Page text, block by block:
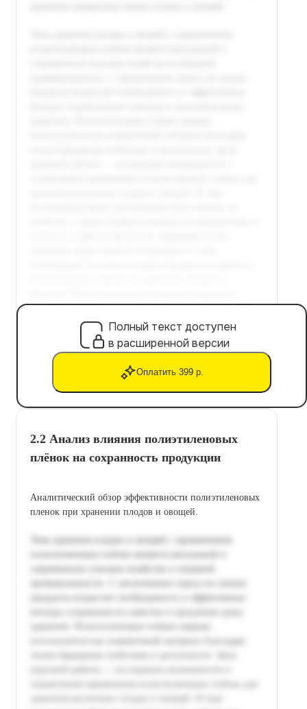
Полный текст доступен
в расширенной версии
Оплатить 399 р.
2.2 Анализ влияния полиэтиленовых
плёнок на сохранность продукции
Аналитический обзор эффективности полиэтиленовых
пленок при хранении плодов и овощей.